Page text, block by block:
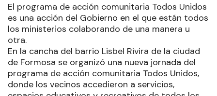
El programa de acción comunitaria Todos Unidos
es una acción del Gobierno en el que están todos
los ministerios colaborando de una manera u
otra.
En la cancha del barrio Lisbel Rivira de la ciudad
de Formosa se organizó una nueva jornada del
programa de acción comunitaria Todos Unidos,
donde los vecinos accedieron a servicios,